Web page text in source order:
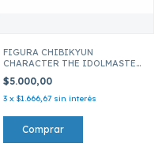
FIGURA CHIBIKYUN
CHARACTER THE IDOLMASTER
TAKAMORI 6CM 162
$5.000,00
3 x $1.666,67 sin interés